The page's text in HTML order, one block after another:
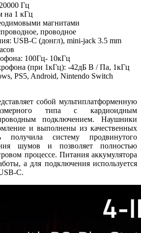
Гц
на 1 кГц
магнитами
проводное
USB-C (донгл), mini-jack 3.5 mm
100Гц- 10кГц
(при 1кГц): -42дБ В / Па, 1кГц
PS5, Android, Nintendo Switch
собой мультиплатформенную
типа с кардиоидным
подключением. Наушники
и выполнены из качественных
получила систему продвинутого
шумов и позволяет полностью
процессе. Питания аккумулятора
а для подключения используется
C.